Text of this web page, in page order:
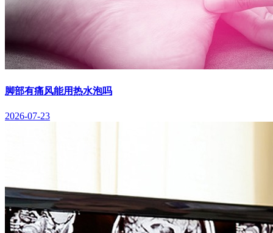
脚部有痛风能用热水泡吗
2026-07-23